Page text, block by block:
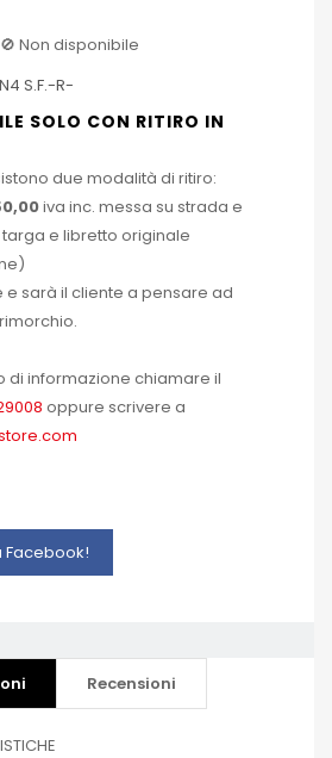
🚫​ Non disponibile
N4 S.F.-R-
SOLO CON RITIRO IN
due modalità di ritiro:
iva inc. messa su strada e
e libretto originale
e sarà il cliente a pensare ad
di informazione chiamare il
oppure scrivere a
Facebook!
Recensioni